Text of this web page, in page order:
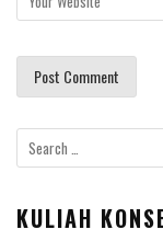
Search
for:
KULIAH